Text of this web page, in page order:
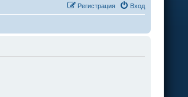
Вход
Регистрация